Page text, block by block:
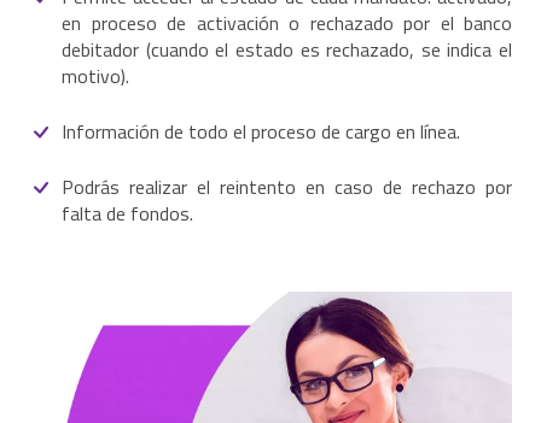
en proceso de activación o rechazado por el banco
debitador (cuando el estado es rechazado, se indica el
motivo).
Información de todo el proceso de cargo en línea.
Podrás realizar el reintento en caso de rechazo por
falta de fondos.